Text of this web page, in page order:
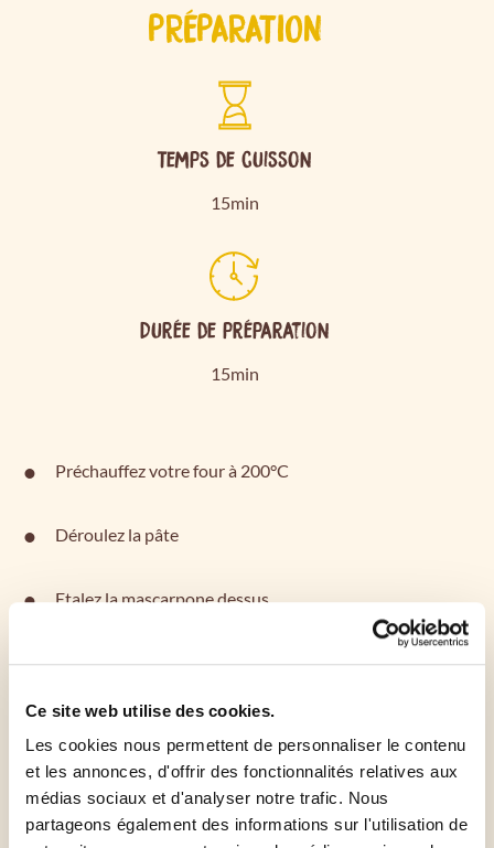
Ce site web utilise des cookies.
Les cookies nous permettent de personnaliser le contenu
et les annonces, d'offrir des fonctionnalités relatives aux
médias sociaux et d'analyser notre trafic. Nous
partageons également des informations sur l'utilisation de
PRÉPARATION
Temps de cuisson
15min
Durée de préparation
15min
Préchauffez votre four à 200°C
Déroulez la pâte
Etalez la mascarpone dessus
Lavez et coupez vos poires en lamelles
Enfournez pendant 15 minutes